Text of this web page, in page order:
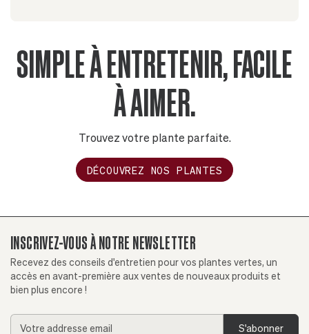
SIMPLE À ENTRETENIR, FACILE
À AIMER.
Trouvez votre plante parfaite.
DÉCOUVREZ NOS PLANTES
INSCRIVEZ-VOUS À NOTRE NEWSLETTER
Recevez des conseils d'entretien pour vos plantes vertes, un
accès en avant-première aux ventes de nouveaux produits et
bien plus encore !
Addresse